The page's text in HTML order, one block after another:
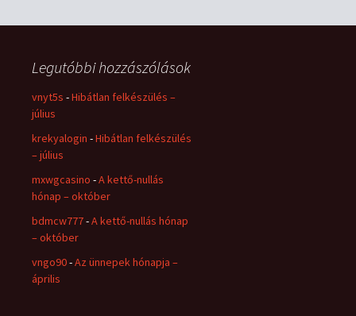
Legutóbbi hozzászólások
vnyt5s -Hibátlan felkészülés –
július
krekyalogin -Hibátlan felkészülés
– július
mxwgcasino -A kettő-nullás
hónap – október
bdmcw777-A kettő-nullás hónap
– október
vngo90-Az ünnepek hónapja –
április